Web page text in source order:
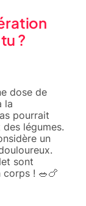
?
dose de
la
pourrait
légumes.
un
sont
! 🥗🍗